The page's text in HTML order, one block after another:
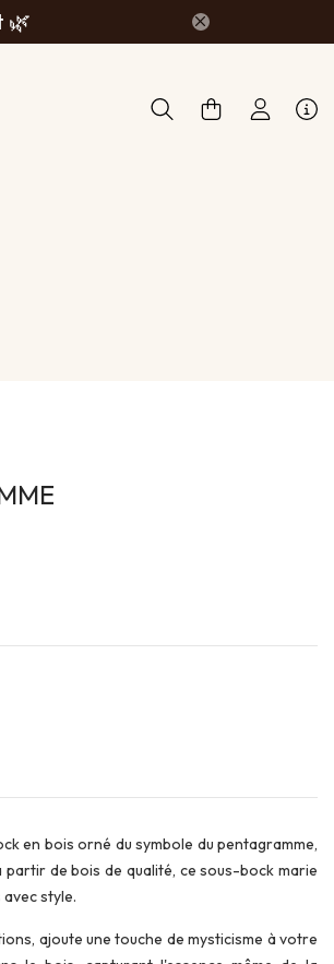
🌿
en bois orné du symbole du pentagramme,
de bois de qualité, ce sous-bock marie
style.
ajoute une touche de mysticisme à votre